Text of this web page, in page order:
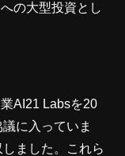
の大型投資とし
AI21 Labsを20
に入っていま
ました。これら